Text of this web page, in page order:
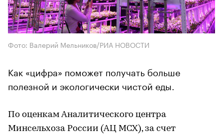
Фото: Валерий Мельников/РИА НОВОСТИ
Как «цифра» поможет получать больше
полезной и экологически чистой еды.
По оценкам Аналитического центра
Минсельхоза России (АЦ МСХ), за счет